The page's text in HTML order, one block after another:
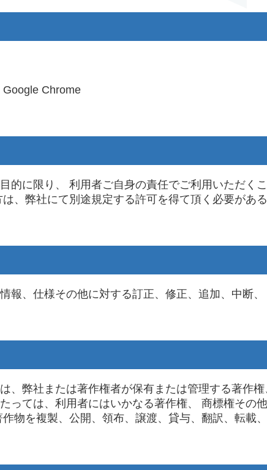
Google Chrome
に限り、 利用者ご自身の責任でご利用いただく
、弊社にて別途規定する許可を得て頂く必要があ
、仕様その他に対する訂正、修正、追加、中断
弊社または著作権者が保有または管理する著作
っては、利用者にはいかなる著作権、 商標権その
物を複製、公開、領布、譲渡、貸与、翻訳、転載